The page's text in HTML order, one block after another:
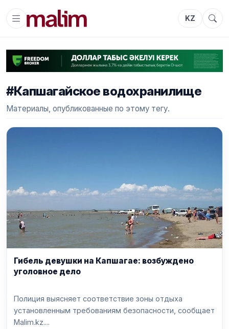
KZ
#Капшагайское водохранилище
Материалы, опубликованные по этому тегу.
Гибель девушки на Капшагае: возбуждено
уголовное дело
Полиция выясняет соответствие зоны отдыха
установленным требованиям безопасности, сообщает
Malim.kz....